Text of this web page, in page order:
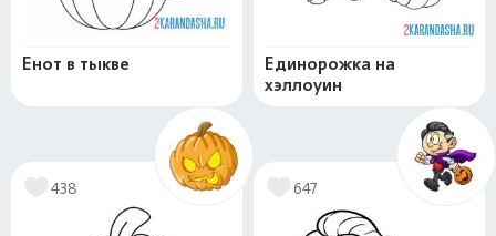
Енот в тыкве
Единорожка на
хэллоуин
438 647